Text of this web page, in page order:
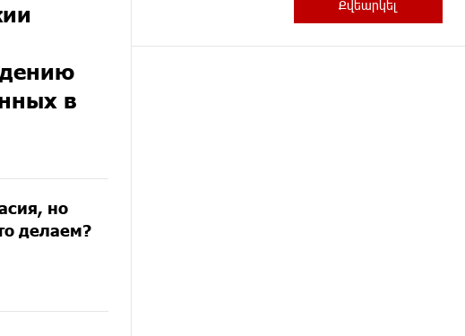
в
но
делаем?